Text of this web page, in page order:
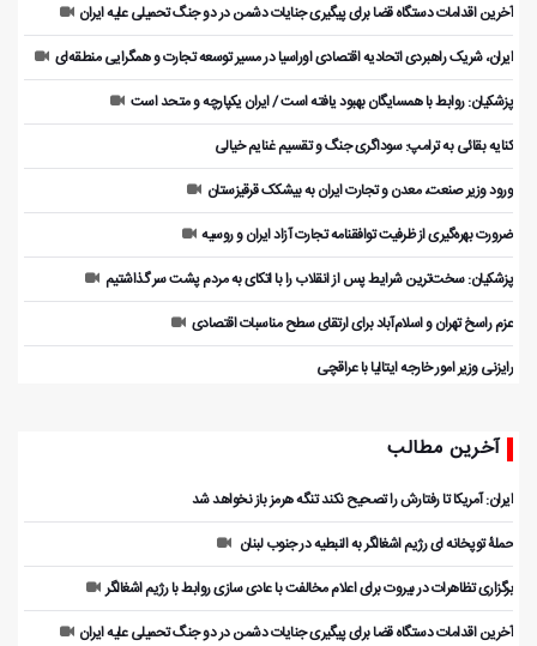
آخرین اقدامات دستگاه قضا برای پیگیری جنایات دشمن در دو جنگ تحمیلی علیه ایران
ایران، شریک راهبردی اتحادیه اقتصادی اوراسیا در مسیر توسعه تجارت و همگرایی منطقه‌ای
پزشکیان: روابط با همسایگان بهبود یافته است / ایران یکپارچه و متحد است
کنایه بقائی به ترامپ: سوداگری جنگ و تقسیم غنایم خیالی
ورود وزیر صنعت، معدن و تجارت ایران به بیشکک قرقیزستان
ضرورت بهره‌گیری از ظرفیت توافقنامه تجارت آزاد ایران و روسیه
پزشکیان: سخت‌ترین شرایط پس از انقلاب را با اتکای به مردم پشت سر گذاشتیم
عزم راسخ تهران و اسلام‌آباد برای ارتقای سطح مناسبات اقتصادی
رایزنی وزیر امور خارجه ایتالیا با عراقچی
آخرین مطالب
ایران: آمریکا تا رفتارش را تصحیح نکند تنگه هرمز باز نخواهد شد
حملۀ توپخانه ای رژیم اشغالگر به النبطیه در جنوب لبنان
برگزاری تظاهرات در بیروت برای اعلام مخالفت با عادی سازی روابط با رژیم اشغالگر
آخرین اقدامات دستگاه قضا برای پیگیری جنایات دشمن در دو جنگ تحمیلی علیه ایران